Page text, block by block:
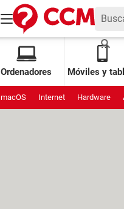
Ordenadores Móviles y
macOS Internet Hardware